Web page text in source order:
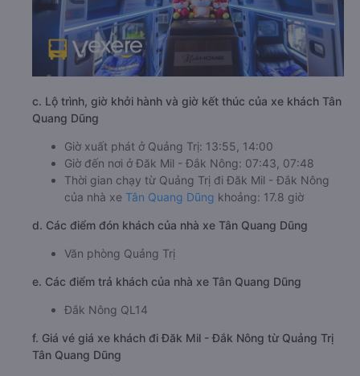
c. Lộ trình, giờ khởi hành và giờ kết thúc của xe khách Tân
Quang Dũng
Giờ xuất phát ở Quảng Trị: 13:55, 14:00
Giờ đến nơi ở Đăk Mil - Đắk Nông: 07:43, 07:48
Thời gian chạy từ Quảng Trị đi Đăk Mil - Đắk Nông
của nhà xe Tân Quang Dũng khoảng: 17.8 giờ
d. Các điểm đón khách của nhà xe Tân Quang Dũng
Văn phòng Quảng Trị
e. Các điểm trả khách của nhà xe Tân Quang Dũng
Đắk Nông QL14
f. Giá vé giá xe khách đi Đăk Mil - Đắk Nông từ Quảng Trị
Tân Quang Dũng